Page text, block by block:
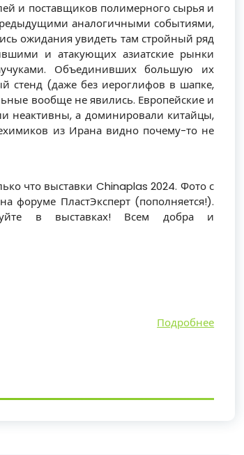
и поставщиков полимерного сырья и
аналогичными событиями,
ожидания увидеть там стройный ряд
и атакующих азиатские рынки
Объединивших большую их
стенд (даже без иероглифов в шапке,
вообще не явились. Европейские и
неактивны, а доминировали китайцы,
из Ирана видно почему-то не
что выставки Chinaplas 2024. Фото с
форуме ПластЭксперт (пополняется!).
в выставках! Всем добра и
Подробнее